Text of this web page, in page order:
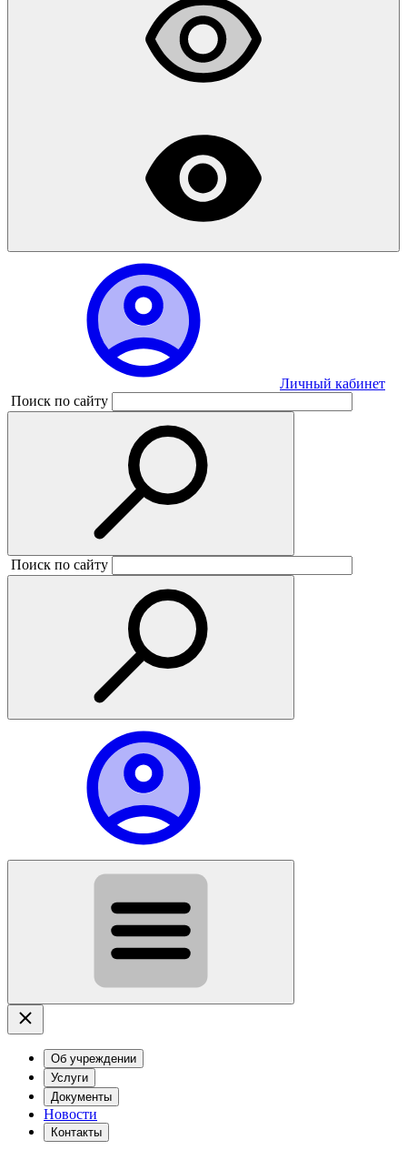
Личный кабинет
Поиск по сайту
Поиск по сайту
Об учреждении
Услуги
Документы
Новости
Контакты